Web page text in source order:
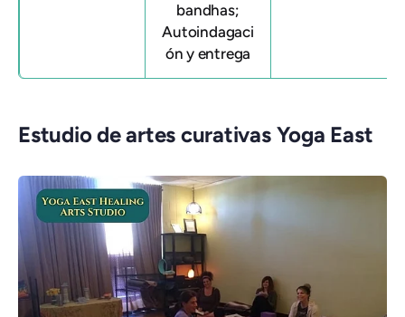
bandhas;
Autoindagaci
ón y entrega
Estudio de artes curativas Yoga East